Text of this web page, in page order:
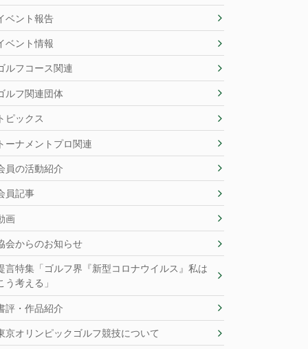
ベント報告
ベント情報
ルフコース関連
ルフ関連団体
トピックス
トーナメントプロ関連
員の活動紹介
員記事
画
会からのお知らせ
言特集「ゴルフ界『新型コロナウイルス』私は
う考える」
評・作品紹介
京オリンピックゴルフ競技について